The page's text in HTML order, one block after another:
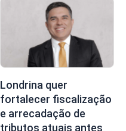
Londrina quer
fortalecer fiscalização
e arrecadação de
tributos atuais antes